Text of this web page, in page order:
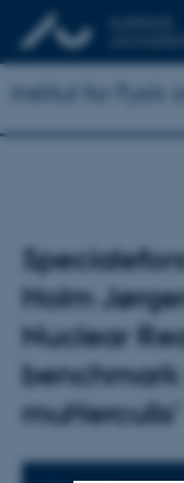
Institut for Fysik
Holm
Nuclear
muHerculis'